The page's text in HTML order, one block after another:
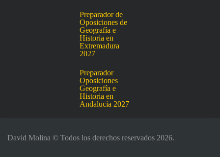
Preparador de
Oposiciones de
Geografía e
Historia en
Extremadura
2027
Preparador
Oposiciones
Geografía e
Historia en
Andalucía 2027
David Molina © Todos los derechos reservados 2026.